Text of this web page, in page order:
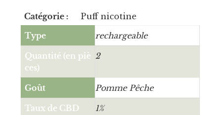
Catégorie :
Puff nicotine
Type
rechargeable
Quantité (en piè
ces)
2
Goût Pomme Pêche
Taux de CBD 1%